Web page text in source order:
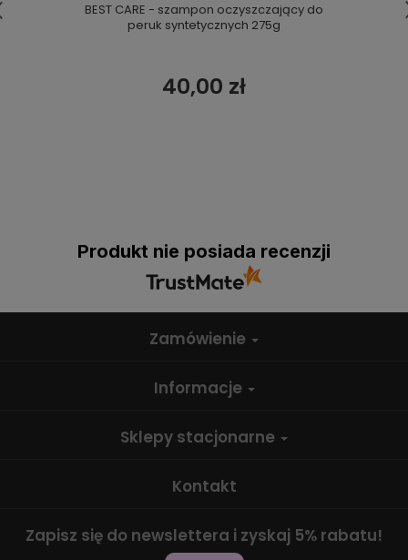
BEST CARE - szampon oczyszczający do
peruk syntetycznych 275g
40,00 zł
Produkt nie posiada recenzji
Zamówienie
Informacje
Sklepy stacjonarne
Kontakt
Zapisz się do newslettera i zyskaj 5% rabatu!